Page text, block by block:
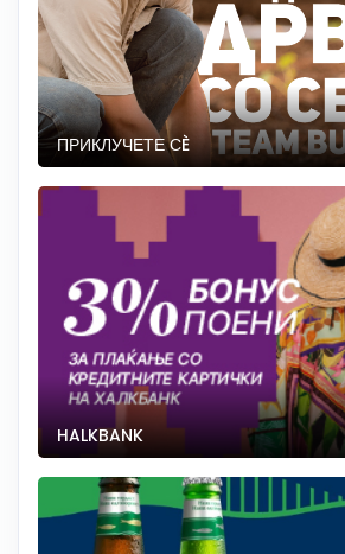
ПРИКЛУЧЕТЕ СÈ
HALKBANK